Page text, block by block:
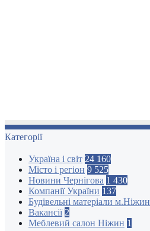
Категорії
Україна і світ 24 160
Місто і регіон 9 525
Новини Чернігова 1 430
Компанії України 137
Будівельні матеріали м.Ніжин
Вакансії 2
Меблевий салон Ніжин 1